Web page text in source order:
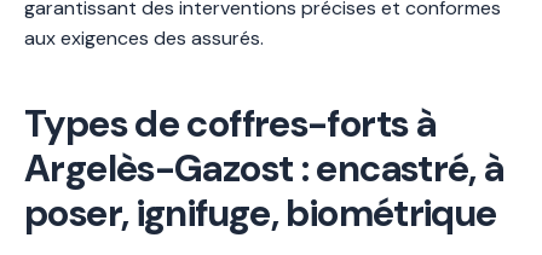
garantissant des interventions précises et conformes
aux exigences des assurés.
Types de coffres-forts à
Argelès-Gazost : encastré, à
poser, ignifuge, biométrique